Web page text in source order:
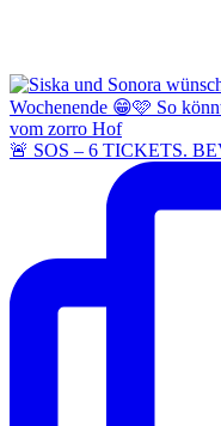
🚨 SOS – 6 TICKETS.